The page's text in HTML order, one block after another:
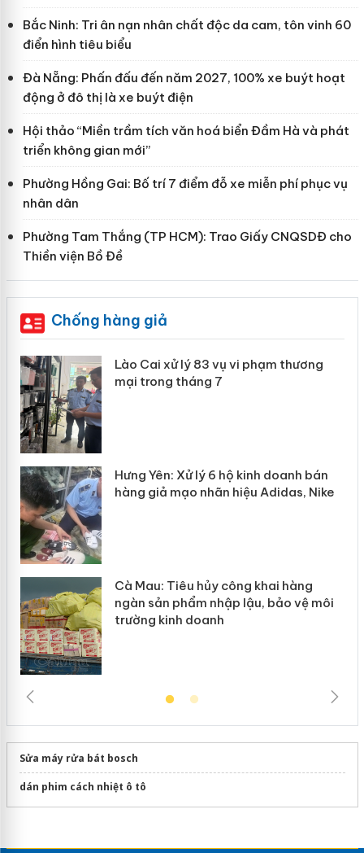
Bắc Ninh: Tri ân nạn nhân chất độc da cam, tôn vinh 60
điển hình tiêu biểu
Đà Nẵng: Phấn đấu đến năm 2027, 100% xe buýt hoạt
động ở đô thị là xe buýt điện
Hội thảo “Miền trầm tích văn hoá biển Đầm Hà và phát
triển không gian mới”
Phường Hồng Gai: Bố trí 7 điểm đỗ xe miễn phí phục vụ
nhân dân
Phường Tam Thắng (TP HCM): Trao Giấy CNQSDĐ cho
Thiền viện Bồ Đề
Chống hàng giả
Lào Cai xử lý 83 vụ vi phạm thương
mại trong tháng 7
Hưng Yên: Xử lý 6 hộ kinh doanh bán
hàng giả mạo nhãn hiệu Adidas, Nike
Cà Mau: Tiêu hủy công khai hàng
ngàn sản phẩm nhập lậu, bảo vệ môi
trường kinh doanh
Sửa máy rửa bát bosch
dán phim cách nhiệt ô tô